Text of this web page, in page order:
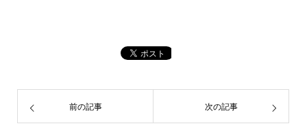
前の記事 次の記事